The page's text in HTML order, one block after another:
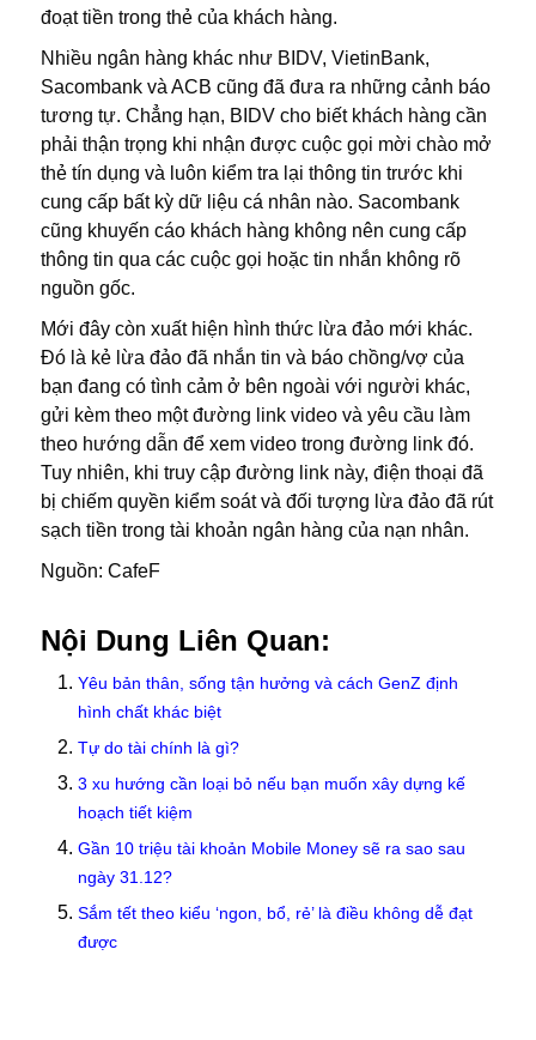
đoạt tiền trong thẻ của khách hàng.
Nhiều ngân hàng khác như BIDV, VietinBank,
Sacombank và ACB cũng đã đưa ra những cảnh báo
tương tự. Chẳng hạn, BIDV cho biết khách hàng cần
phải thận trọng khi nhận được cuộc gọi mời chào mở
thẻ tín dụng và luôn kiểm tra lại thông tin trước khi
cung cấp bất kỳ dữ liệu cá nhân nào. Sacombank
cũng khuyến cáo khách hàng không nên cung cấp
thông tin qua các cuộc gọi hoặc tin nhắn không rõ
nguồn gốc.
Mới đây còn xuất hiện hình thức lừa đảo mới khác.
Đó là kẻ lừa đảo đã nhắn tin và báo chồng/vợ của
bạn đang có tình cảm ở bên ngoài với người khác,
gửi kèm theo một đường link video và yêu cầu làm
theo hướng dẫn để xem video trong đường link đó.
Tuy nhiên, khi truy cập đường link này, điện thoại đã
bị chiếm quyền kiểm soát và đối tượng lừa đảo đã rút
sạch tiền trong tài khoản ngân hàng của nạn nhân.
Nguồn: CafeF
Nội Dung Liên Quan:
Yêu bản thân, sống tận hưởng và cách GenZ định
hình chất khác biệt
Tự do tài chính là gì?
3 xu hướng cần loại bỏ nếu bạn muốn xây dựng kế
hoạch tiết kiệm
Gần 10 triệu tài khoản Mobile Money sẽ ra sao sau
ngày 31.12?
Sắm tết theo kiểu ‘ngon, bổ, rẻ’ là điều không dễ đạt
được